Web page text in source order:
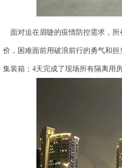
面对迫在眉睫的疫情防控需求，所
价，困难面前用破浪前行的勇气和
集装箱；4天完成了现场所有隔离用